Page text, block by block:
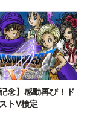
念】感動再び！ド
トV検定